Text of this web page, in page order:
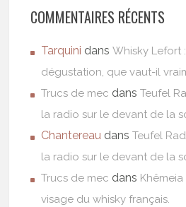
COMMENTAIRES RÉCENTS
Tarquini dansWhisky Lefort
dégustation, que vaut-il
Trucs de mec dansTeufel
la radio sur le devant de la
Chantereau dansTeufel
la radio sur le devant de la
Trucs de mec dans
visage du whisky français.